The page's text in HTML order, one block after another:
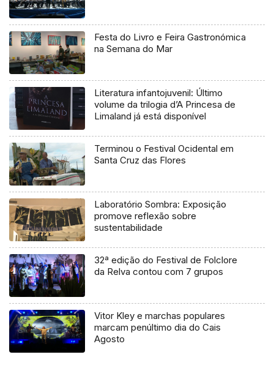
Festa do Livro e Feira Gastronómica
na Semana do Mar
Literatura infantojuvenil: Último
volume da trilogia d’A Princesa de
Limaland já está disponível
Terminou o Festival Ocidental em
Santa Cruz das Flores
Laboratório Sombra: Exposição
promove reflexão sobre
sustentabilidade
32ª edição do Festival de Folclore
da Relva contou com 7 grupos
Vitor Kley e marchas populares
marcam penúltimo dia do Cais
Agosto